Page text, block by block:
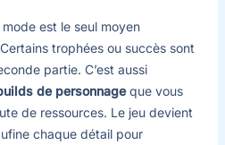
est le seul moyen
trophées ou succès sont
partie. C’est aussi
de personnageque vous
de ressources. Le jeu devient
chaque détail pour